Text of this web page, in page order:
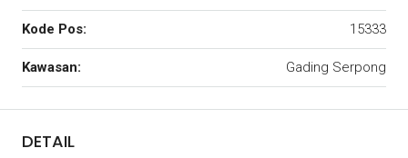
Kode Pos: 15333
Kawasan: Gading Serpong
DETAIL